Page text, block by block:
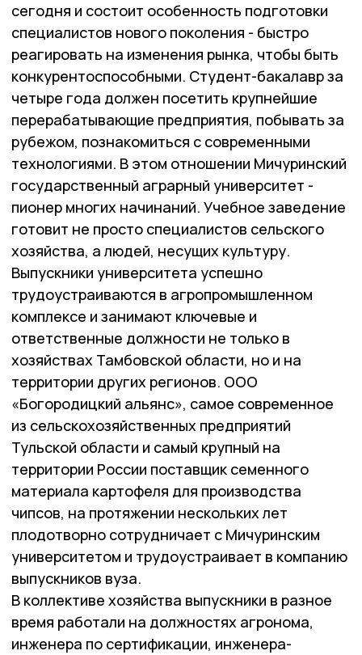
сегодня и состоит особенность подготовки
специалистов нового поколения - быстро
реагировать на изменения рынка, чтобы быть
конкурентоспособными. Студент-бакалавр за
четыре года должен посетить крупнейшие
перерабатывающие предприятия, побывать за
рубежом, познакомиться с современными
технологиями. В этом отношении Мичуринский
государственный аграрный университет -
пионер многих начинаний. Учебное заведение
готовит не просто специалистов сельского
хозяйства, а людей, несущих культуру.
Выпускники университета успешно
трудоустраиваются в агропромышленном
комплексе и занимают ключевые и
ответственные должности не только в
хозяйствах Тамбовской области, но и на
территории других регионов. ООО
«Богородицкий альянс», самое современное
из сельскохозяйственных предприятий
Тульской области и самый крупный на
территории России поставщик семенного
материала картофеля для производства
чипсов, на протяжении нескольких лет
плодотворно сотрудничает с Мичуринским
университетом и трудоустраивает в компанию
выпускников вуза.
В коллективе хозяйства выпускники в разное
время работали на должностях агронома,
инженера по сертификации, инженера-